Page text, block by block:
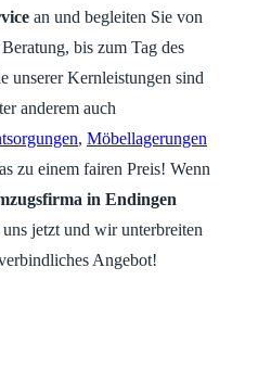
an und begleiten Sie von
bis zum Tag des
unserer Kernleistungen sind
anderem auch
, Möbellagerungen
zu einem fairen Preis! Wenn
in Endingen
uns jetzt und wir unterbreiten
Angebot!